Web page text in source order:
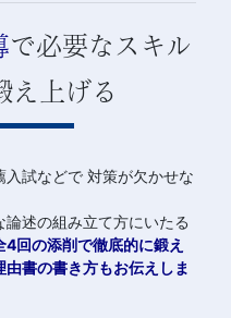
で必要なスキル
え上げる
試などで 対策が欠かせな
述の組み立て方にいたる
4回の添削で徹底的に鍛え
由書の書き方もお伝えしま